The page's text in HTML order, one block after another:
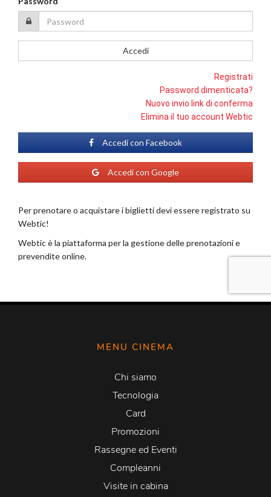
MENU CINEMA
Chi siamo
Tecnologia
Card
Promozioni
Rassegne ed Eventi
Compleanni
Visite in cabina